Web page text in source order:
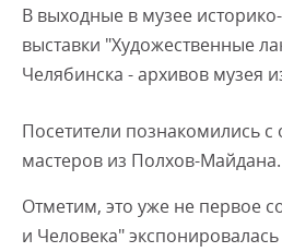
В выходные в музее
выставки "Художественные
Челябинска - архивов музея
Посетители познакомились
мастеров из Полхов-Майдана.
Отметим, это уже не первое
и Человека"